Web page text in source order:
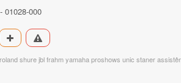
01028-000
shure jbl frahm yamaha proshows unic staner